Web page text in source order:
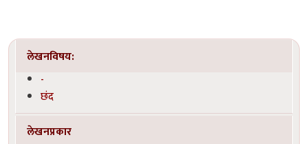
लेखनविषय:
-
छंद
लेखनप्रकार